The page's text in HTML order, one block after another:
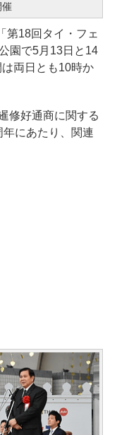
18回タイ・フェ
園で5月13日と14
両日とも10時か
修好通商に関する
にあたり、関連